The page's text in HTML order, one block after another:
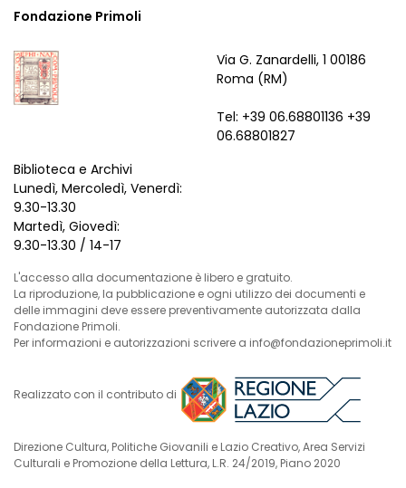
Fondazione Primoli
Via G. Zanardelli, 1 00186
Roma (RM)
Tel: +39 06.68801136 +39
06.68801827
Biblioteca e Archivi
Lunedì, Mercoledì, Venerdì:
9.30-13.30
Martedì, Giovedì:
9.30-13.30 / 14-17
L'accesso alla documentazione è libero e gratuito.
La riproduzione, la pubblicazione e ogni utilizzo dei documenti e
delle immagini deve essere preventivamente autorizzata dalla
Fondazione Primoli.
Per informazioni e autorizzazioni scrivere a info@fondazioneprimoli.it
Realizzato con il contributo di
Direzione Cultura, Politiche Giovanili e Lazio Creativo, Area Servizi
Culturali e Promozione della Lettura, L.R. 24/2019, Piano 2020